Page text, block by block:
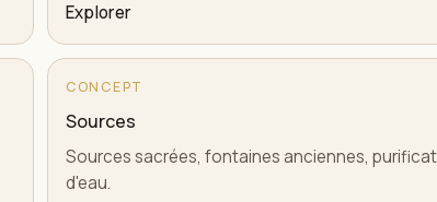
Explorer
CONCEPT
Sources
Sources sacrées, fontaines anciennes,
d'eau.